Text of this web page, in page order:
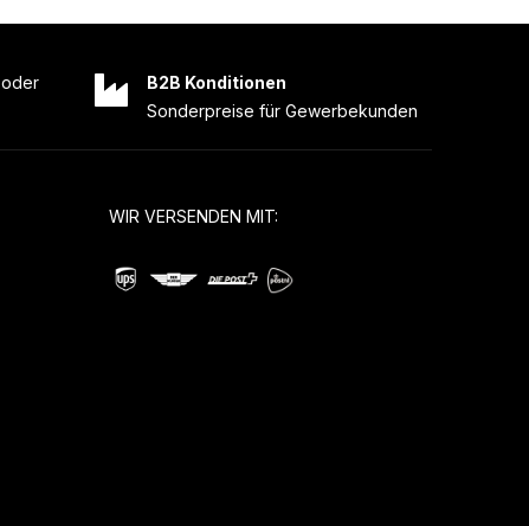
oder
B2B Konditionen
Sonderpreise für Gewerbekunden
WIR VERSENDEN MIT: